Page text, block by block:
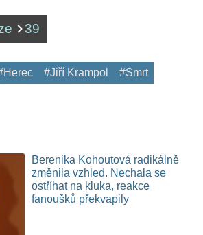
39
#Jiří Krampol #Smrt
Berenika Kohoutová radikálně
změnila vzhled. Nechala se
ostříhat na kluka, reakce
fanoušků překvapily